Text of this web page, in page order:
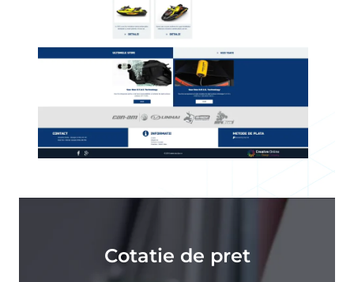
Cotatie de pret